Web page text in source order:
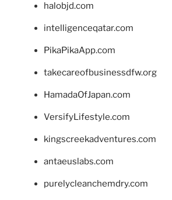
halobjd.com
intelligenceqatar.com
PikaPikaApp.com
takecareofbusinessdfw.org
HamadaOfJapan.com
VersifyLifestyle.com
kingscreekadventures.com
antaeuslabs.com
purelycleanchemdry.com